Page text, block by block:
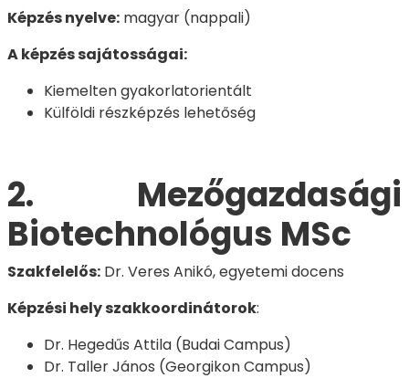
Képzés nyelve: magyar (nappali)
A képzés sajátosságai:
Kiemelten gyakorlatorientált
Külföldi részképzés lehetőség
2. Mezőgazdasági
Biotechnológus MSc
Szakfelelős: Dr. Veres Anikó, egyetemi docens
Képzési hely szakkoordinátorok:
Dr. Hegedűs Attila (Budai Campus)
Dr. Taller János (Georgikon Campus)